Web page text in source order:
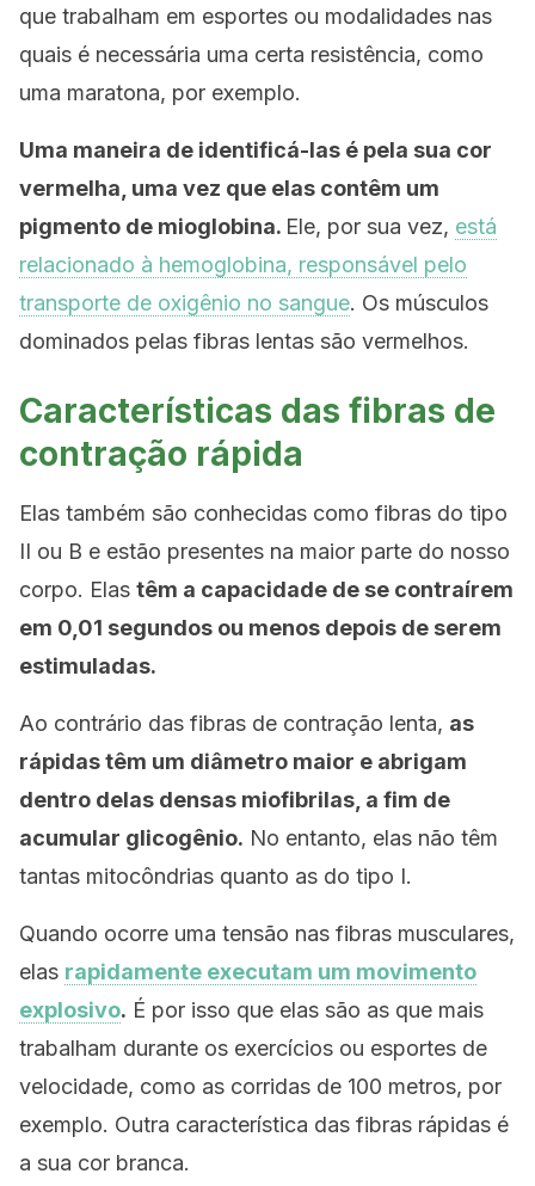
que trabalham em esportes ou modalidades nas
quais é necessária uma certa resistência, como
uma maratona, por exemplo.
Uma maneira de identificá-las é pela sua cor
vermelha, uma vez que elas contêm um
pigmento de mioglobina. Ele, por sua vez, está
relacionado à hemoglobina, responsável pelo
transporte de oxigênio no sangue. Os músculos
dominados pelas fibras lentas são vermelhos.
Características das fibras de
contração rápida
Elas também são conhecidas como fibras do tipo
II ou B e estão presentes na maior parte do nosso
corpo. Elas têm a capacidade de se contraírem
em 0,01 segundos ou menos depois de serem
estimuladas.
Ao contrário das fibras de contração lenta, as
rápidas têm um diâmetro maior e abrigam
dentro delas densas miofibrilas, a fim de
acumular glicogênio. No entanto, elas não têm
tantas mitocôndrias quanto as do tipo I.
Quando ocorre uma tensão nas fibras musculares,
elas rapidamente executam um movimento
explosivo. É por isso que elas são as que mais
trabalham durante os exercícios ou esportes de
velocidade, como as corridas de 100 metros, por
exemplo. Outra característica das fibras rápidas é
a sua cor branca.